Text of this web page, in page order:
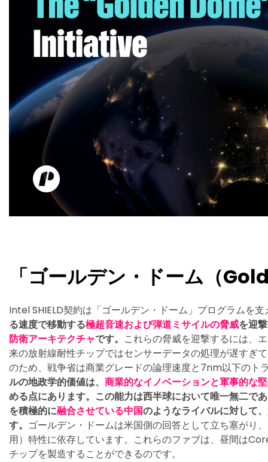
「ゴールデン・ドーム（
Intel SHIELD契約は「ゴールデン・ドーム」プログラムを
る速度で移動する極超音速および弾道ミサイルの脅威を迎
防衛アーキテクチャです。 これらの脅威を迎撃するには、
来の放射線耐性チップではセンサーデータの処理が遅すぎ
のため、戦争省は商業グレードの論理速度と7nm以下のト
ルの地政学的価値は、 商業的なイノベーションと軍事的な
める点にあります。この能力は西半球において唯一無二で
を積極的に融合させている中国のようなライバルに対して
す。 ゴールデン・ドームは米国側の回答として立ち塞がり
用）特性に依存しています。これらのファブは、昼間は
チップを製造することができるのです。